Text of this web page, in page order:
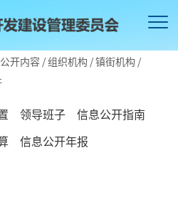
开内容 /组织机构 /镇街机构 /
领导班子
信息公开指南
信息公开年报